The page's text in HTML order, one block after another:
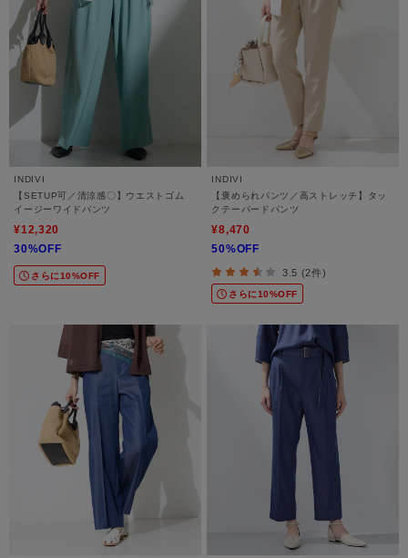
INDIVI
【SETUP可／清涼感〇】ウエストゴム
イージーワイドパンツ
¥12,320
30%OFF
さらに10%OFF
INDIVI
【褒められパンツ／高ストレッチ】タッ
クテーパードパンツ
¥8,470
50%OFF
3.5 (2件)
さらに10%OFF